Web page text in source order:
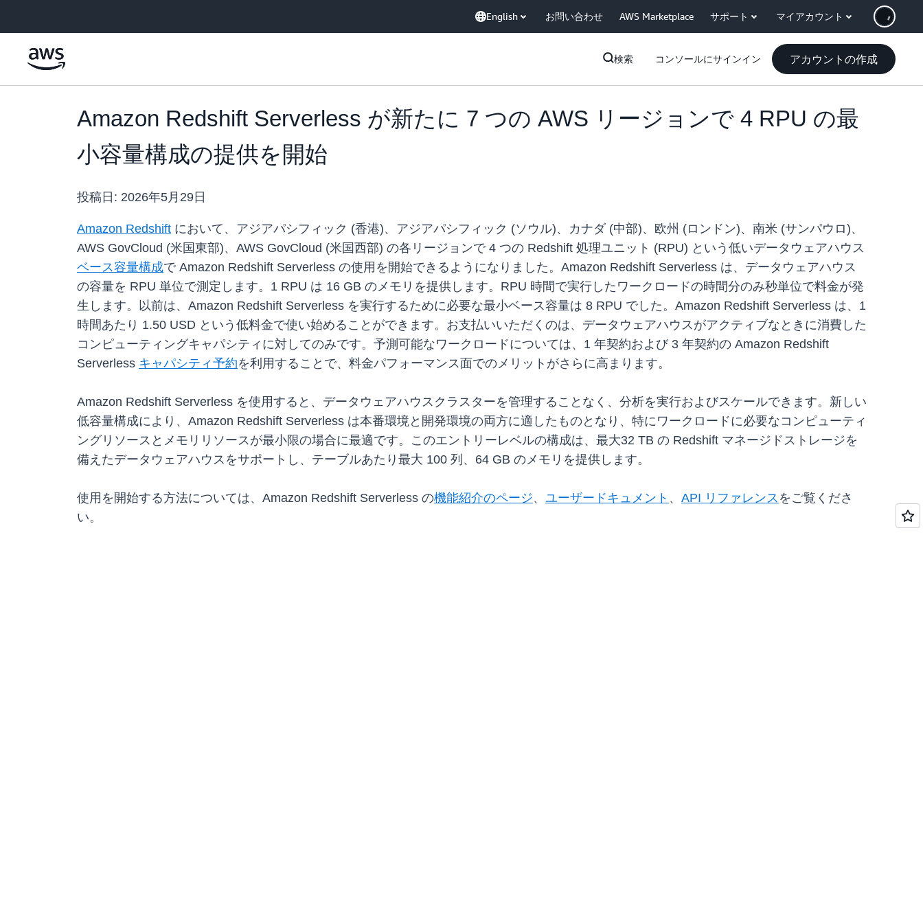
English お問い合わせ AWS Marketplace サポート マイアカウント
検索 コンソールにサインイン アカウントの作成
Amazon Redshift Serverless が新たに 7 つの AWS リージョンで 4 RPU の最
小容量構成の提供を開始
投稿日: 2026年5月29日
Amazon Redshift において、アジアパシフィック (香港)、アジアパシフィック (ソウル)、カナダ (中部)、欧州 (ロンドン)、南米 (サンパウロ)、
AWS GovCloud (米国東部)、AWS GovCloud (米国西部) の各リージョンで 4 つの Redshift 処理ユニット (RPU) という低いデータウェアハウス
ベース容量構成で Amazon Redshift Serverless の使用を開始できるようになりました。Amazon Redshift Serverless は、データウェアハウス
の容量を RPU 単位で測定します。1 RPU は 16 GB のメモリを提供します。RPU 時間で実行したワークロードの時間分のみ秒単位で料金が発
生します。以前は、Amazon Redshift Serverless を実行するために必要な最小ベース容量は 8 RPU でした。Amazon Redshift Serverless は、1
時間あたり 1.50 USD という低料金で使い始めることができます。お支払いいただくのは、データウェアハウスがアクティブなときに消費した
コンピューティングキャパシティに対してのみです。予測可能なワークロードについては、1 年契約および 3 年契約の Amazon Redshift
Serverless キャパシティ予約を利用することで、料金パフォーマンス面でのメリットがさらに高まります。
Amazon Redshift Serverless を使用すると、データウェアハウスクラスターを管理することなく、分析を実行およびスケールできます。新しい
低容量構成により、Amazon Redshift Serverless は本番環境と開発環境の両方に適したものとなり、特にワークロードに必要なコンピューティ
ングリソースとメモリリソースが最小限の場合に最適です。このエントリーレベルの構成は、最大32 TB の Redshift マネージドストレージを
備えたデータウェアハウスをサポートし、テーブルあたり最大 100 列、64 GB のメモリを提供します。
使用を開始する方法については、Amazon Redshift Serverless の機能紹介のページ、 ユーザードキュメント 、 API リファレンス をご覧くださ
い。